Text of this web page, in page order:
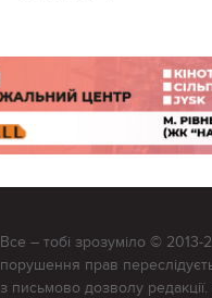
Все – тобі зрозуміло © 2013-
порушення прав
з письмово дозволу редакції.